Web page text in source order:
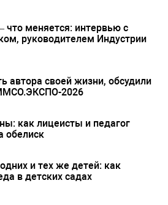
что меняется: интервью с
руководителем Индустрии
автора своей жизни, обсудили
2026
как лицеисты и педагог
обелиск
и тех же детей: как
в детских садах